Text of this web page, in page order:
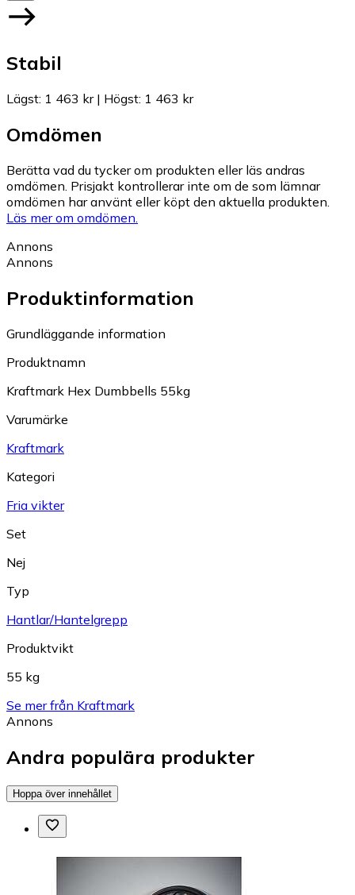
Stabil
Lägst: 1 463 kr| Högst: 1 463 kr
Omdömen
Berätta vad du tycker om produkten eller läs andras
omdömen. Prisjakt kontrollerar inte om de som lämnar
omdömen har använt eller köpt den aktuella produkten.
Läs mer om omdömen.
Annons
Annons
Produktinformation
Grundläggande information
Produktnamn
Kraftmark Hex Dumbbells 55kg
Varumärke
Kraftmark
Kategori
Fria vikter
Set
Nej
Typ
Hantlar/Hantelgrepp
Produktvikt
55 kg
Se mer från Kraftmark
Annons
Andra populära produkter
Hoppa över innehållet